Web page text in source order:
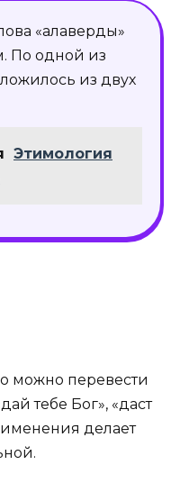
«алаверды»
По одной из
из двух
Этимология
можно перевести
тебе Бог», «даст
делает